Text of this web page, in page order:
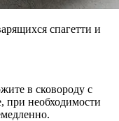
спагетти и
в сковороду с
при необходимости